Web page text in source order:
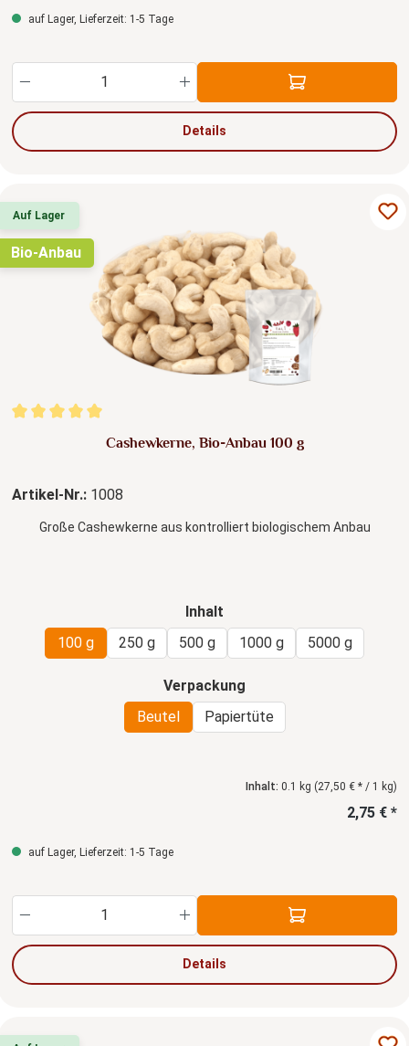
auf Lager, Lieferzeit: 1-5 Tage
Produkt Anzahl: Gib den gewünschten Wert
Details
Bio-Anbau
Auf Lager
Durchschnittliche Bewertung von 5 von 5 Sternen
Cashewkerne, Bio-Anbau 100 g
Artikel-Nr.: 1008
Große Cashewkerne aus kontrolliert biologischem Anbau
Inhalt
100 g
250 g 500 g 1000 g 5000 g
Verpackung
Beutel
Papiertüte
Inhalt: 0.1 kg (27,50 € * / 1 kg)
2,75 € *
auf Lager, Lieferzeit: 1-5 Tage
Produkt Anzahl: Gib den gewünschten Wert
Details